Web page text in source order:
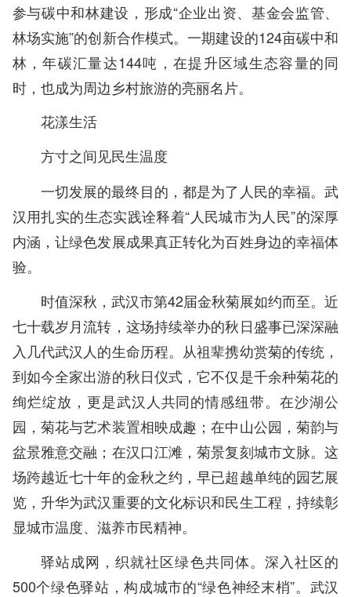
参与碳中和林建设，形成“企业出资、基金会监管、
林场实施”的创新合作模式。一期建设的124亩碳中和
林，年碳汇量达144吨，在提升区域生态容量的同
时，也成为周边乡村旅游的亮丽名片。
花漾生活
方寸之间见民生温度
一切发展的最终目的，都是为了人民的幸福。武
汉用扎实的生态实践诠释着“人民城市为人民”的深厚
内涵，让绿色发展成果真正转化为百姓身边的幸福体
验。
时值深秋，武汉市第42届金秋菊展如约而至。近
七十载岁月流转，这场持续举办的秋日盛事已深深融
入几代武汉人的生命历程。从祖辈携幼赏菊的传统，
到如今全家出游的秋日仪式，它不仅是千余种菊花的
绚烂绽放，更是武汉人共同的情感纽带。在沙湖公
园，菊花与艺术装置相映成趣；在中山公园，菊韵与
盆景雅意交融；在汉口江滩，菊景复刻城市文脉。这
场跨越近七十年的金秋之约，早已超越单纯的园艺展
览，升华为武汉重要的文化标识和民生工程，持续彰
显城市温度、滋养市民精神。
驿站成网，织就社区绿色共同体。深入社区的
500个绿色驿站，构成城市的“绿色神经末梢”。武汉